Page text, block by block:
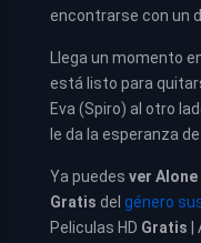
encontrarse con un
Llega un momento
está listo para
Eva (Spiro) al otro
le da la esperanza
Ya puedes ver Alone
Gratis del género
Peliculas HD Gratis